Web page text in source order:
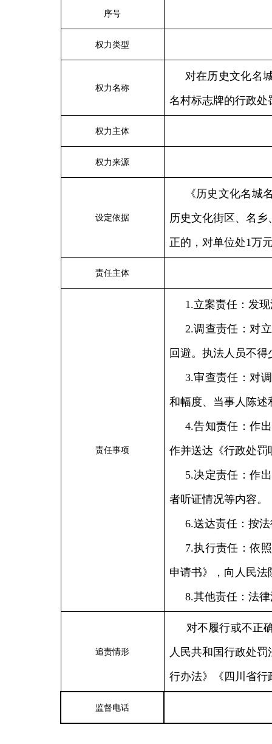
序号
权力类型
权力名称
对在历史文化名
名村标志牌的行政处
权力主体
权力来源
设定依据
《历史文化名城
历史文化街区、名 乡
正的，对单位处1万
责任主体
责任事项
1.立案责任：发
2.调查责任：对
回避。执法人员不
3.审查责任：对
和幅度、当事人陈述
4.告知责任：作
作并送达《行政处罚
5.决定责任：作
者听证情况等内容。
6.送达责任：按
7.执行责任：依
申请书》，向人民法
8.其他责任：法
追责情形
对不履行或不正
人民共和国行政处
行办法》《四川省行
监督电话